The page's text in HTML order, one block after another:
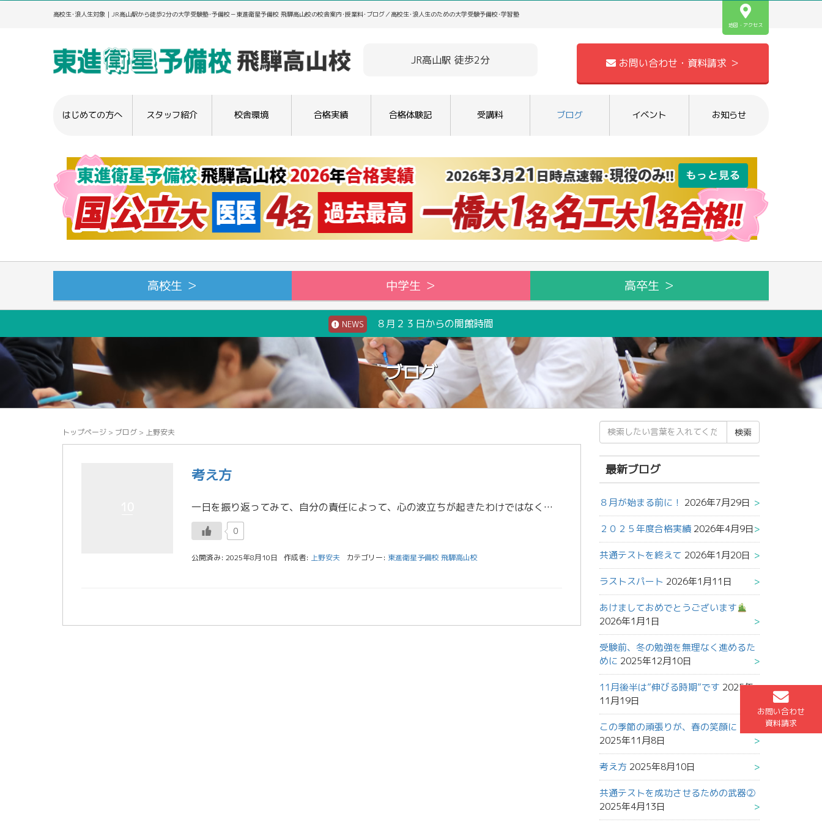
高校生･浪人生対象｜JR高山駅から徒歩2分の大学受験塾･予備校－東進衛星予備校 飛騨高山校の校舎案内･授業料･ブログ／高校生･浪人生のための大学受験予備校･学習塾
地図・アクセス
JR高山駅 徒歩2分 お問い合わせ・資料請求 ＞
はじめての方へ スタッフ紹介 校舎環境 合格実績 合格体験記 受講料 ブログ イベント お知らせ
高校生 ＞ 中学生 ＞ 高卒生 ＞
お問い合わせ
資料請求
NEWS ８月２３日からの開館時間
ブログ
トップページ > ブログ > 上野安夫
考え方
一日を振り返ってみて、自分の責任によって、心の波立ちが起きたわけではなく、他人の誤解などによって起きたことであっても、「その中で学べるものがあったら学んでいこう。自分にとって学べるものがあったら学んでおこう。そして、教訓 […]
0
公開済み: 2025年8月10日 作成者: 上野安夫 カテゴリー: 東進衛星予備校 飛騨高山校
検
索
結
果:
最新ブログ
８月が始まる前に！ 2026年7月29日
２０２５年度合格実績 2026年4月9日
共通テストを終えて 2026年1月20日
ラストスパート 2026年1月11日
あけましておめでとうございます
2026年1月1日
受験前、冬の勉強を無理なく進めるた
めに 2025年12月10日
11月後半は”伸びる時期”です 2025年
11月19日
この季節の頑張りが、春の笑顔に
2025年11月8日
考え方 2025年8月10日
共通テストを成功させるための武器②
2025年4月13日